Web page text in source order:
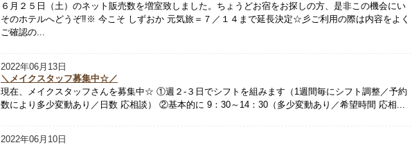
６月２５日（土）のネット販売数を増室致しました。ちょうどお宿をお探しの方、是非この機会にい
そのホテルへどうぞ‼※ 今こそ しずおか 元気旅＝７／１４まで延長決定☆彡ご利用の際は内容をよく
ご確認の...
2022年06月13日
＼メイクスタッフ募集中☆／
現在、メイクスタッフさんを募集中☆ ①週２-３日でシフトを組みます（1週間毎にシフト調整／予約
数により多少変動あり／日数 応相談） ②基本的に 9：30～14：30（多少変動あり／希望時間 応相...
2022年06月10日